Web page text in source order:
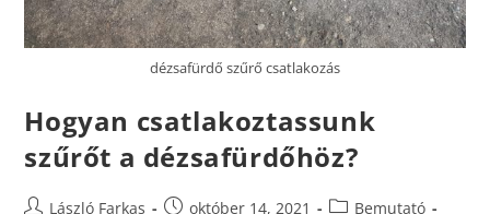
dézsafürdő szűrő csatlakozás
Hogyan csatlakoztassunk
szűrőt a dézsafürdőhöz?
László Farkas október 14, 2021
Bemutató